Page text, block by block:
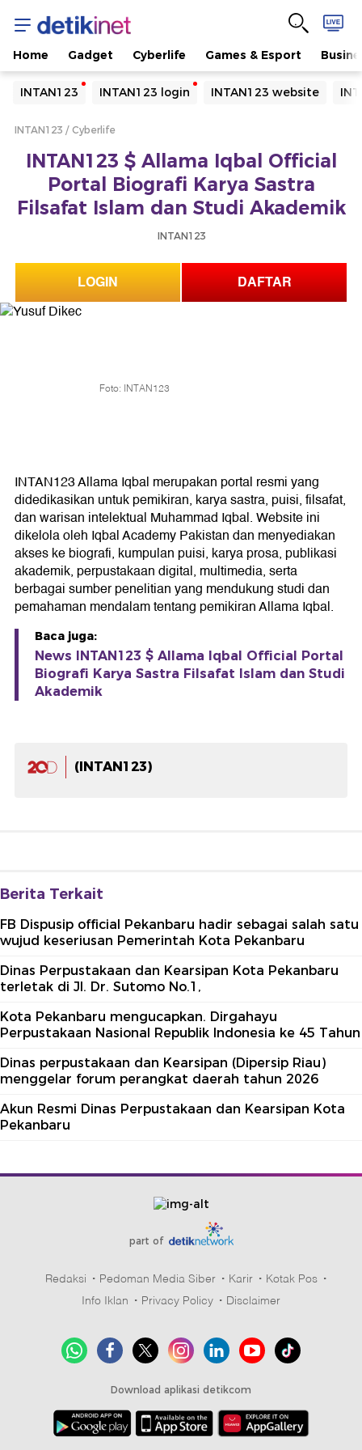
Home Gadget Cyberlife Games & Esport
INTAN123 INTAN123 login INTAN123 website
Yang sedang ramai dicari
Loading...
Loading...
INTAN123 Cyberlife
INTAN123 $ Allama Iqbal Official
Portal Biografi Karya Sastra
Filsafat Islam dan Studi Akademik
INTAN123
LOGIN DAFTAR
Foto: INTAN123
INTAN123 Allama Iqbal merupakan portal resmi yang
didedikasikan untuk pemikiran, karya sastra, puisi, filsafat,
dan warisan intelektual Muhammad Iqbal. Website ini
dikelola oleh Iqbal Academy Pakistan dan menyediakan
akses ke biografi, kumpulan puisi, karya prosa, publikasi
akademik, perpustakaan digital, multimedia, serta
berbagai sumber penelitian yang mendukung studi dan
pemahaman mendalam tentang pemikiran Allama Iqbal.
Baca juga:
News INTAN123 $ Allama Iqbal Official Portal
Biografi Karya Sastra Filsafat Islam dan Studi
Akademik
(INTAN123)
Berita Terkait
FB Dispusip official Pekanbaru hadir sebagai salah satu
wujud keseriusan Pemerintah Kota Pekanbaru
Dinas Perpustakaan dan Kearsipan Kota Pekanbaru
terletak di Jl. Dr. Sutomo No.1,
Kota Pekanbaru mengucapkan. Dirgahayu
Perpustakaan Nasional Republik Indonesia ke 45 Tahun
Dinas perpustakaan dan Kearsipan (Dipersip Riau)
menggelar forum perangkat daerah tahun 2026
Akun Resmi Dinas Perpustakaan dan Kearsipan Kota
Pekanbaru
part of
Redaksi Pedoman Media Siber Karir
Kotak Pos
Info Iklan
Privacy Policy Disclaimer
Download aplikasi detikcom